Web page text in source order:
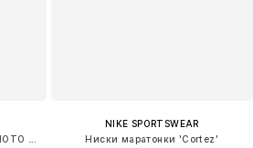
NIKE SPORTSWEAR
Ниски маратонки 'Cortez'